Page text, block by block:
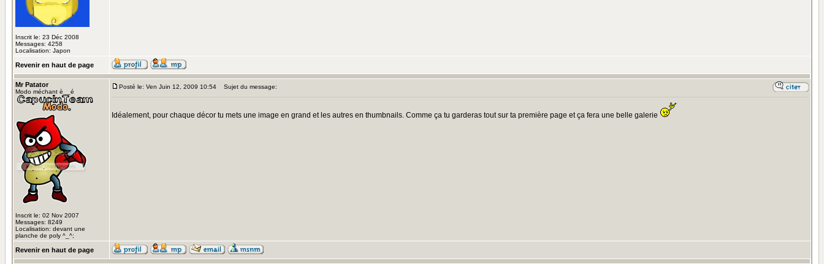
Inscrit le: 23 Déc 2008
Messages: 4258
Localisation: Japon
Revenir en haut de page
Mr Patator
Modo méchant è__é
Inscrit le: 02 Nov 2007
Messages: 8249
Localisation: devant une
planche de poly ^_^;
Posté le: Ven Juin 12, 2009 10:54 Sujet du message:
Idéalement, pour chaque décor tu mets une image en grand et les autres en thumbnails. Comme ça tu garderas tout sur ta première page et ça fera une belle galerie
Revenir en haut de page